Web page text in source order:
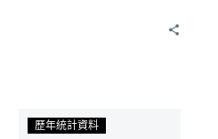
歷年統計資料